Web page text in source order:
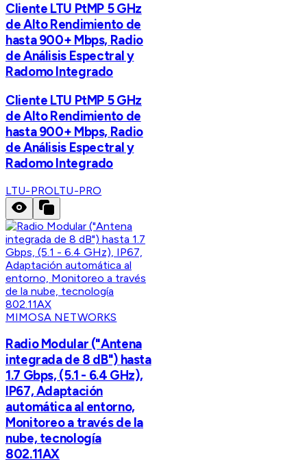
Cliente LTU PtMP 5 GHz
de Alto Rendimiento de
hasta 900+ Mbps, Radio
de Análisis Espectral y
Radomo Integrado
Cliente LTU PtMP 5 GHz
de Alto Rendimiento de
hasta 900+ Mbps, Radio
de Análisis Espectral y
Radomo Integrado
LTU-PROLTU-PRO
MIMOSA NETWORKS
Radio Modular ("Antena
integrada de 8 dB") hasta
1.7 Gbps, (5.1 - 6.4 GHz),
IP67, Adaptación
automática al entorno,
Monitoreo a través de la
nube, tecnología
802.11AX